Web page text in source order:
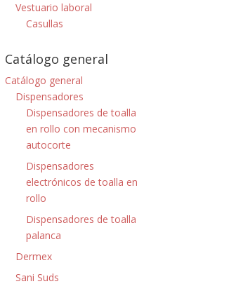
Vestuario laboral
Casullas
Catálogo general
Catálogo general
Dispensadores
Dispensadores de toalla
en rollo con mecanismo
autocorte
Dispensadores
electrónicos de toalla en
rollo
Dispensadores de toalla
palanca
Dermex
Sani Suds